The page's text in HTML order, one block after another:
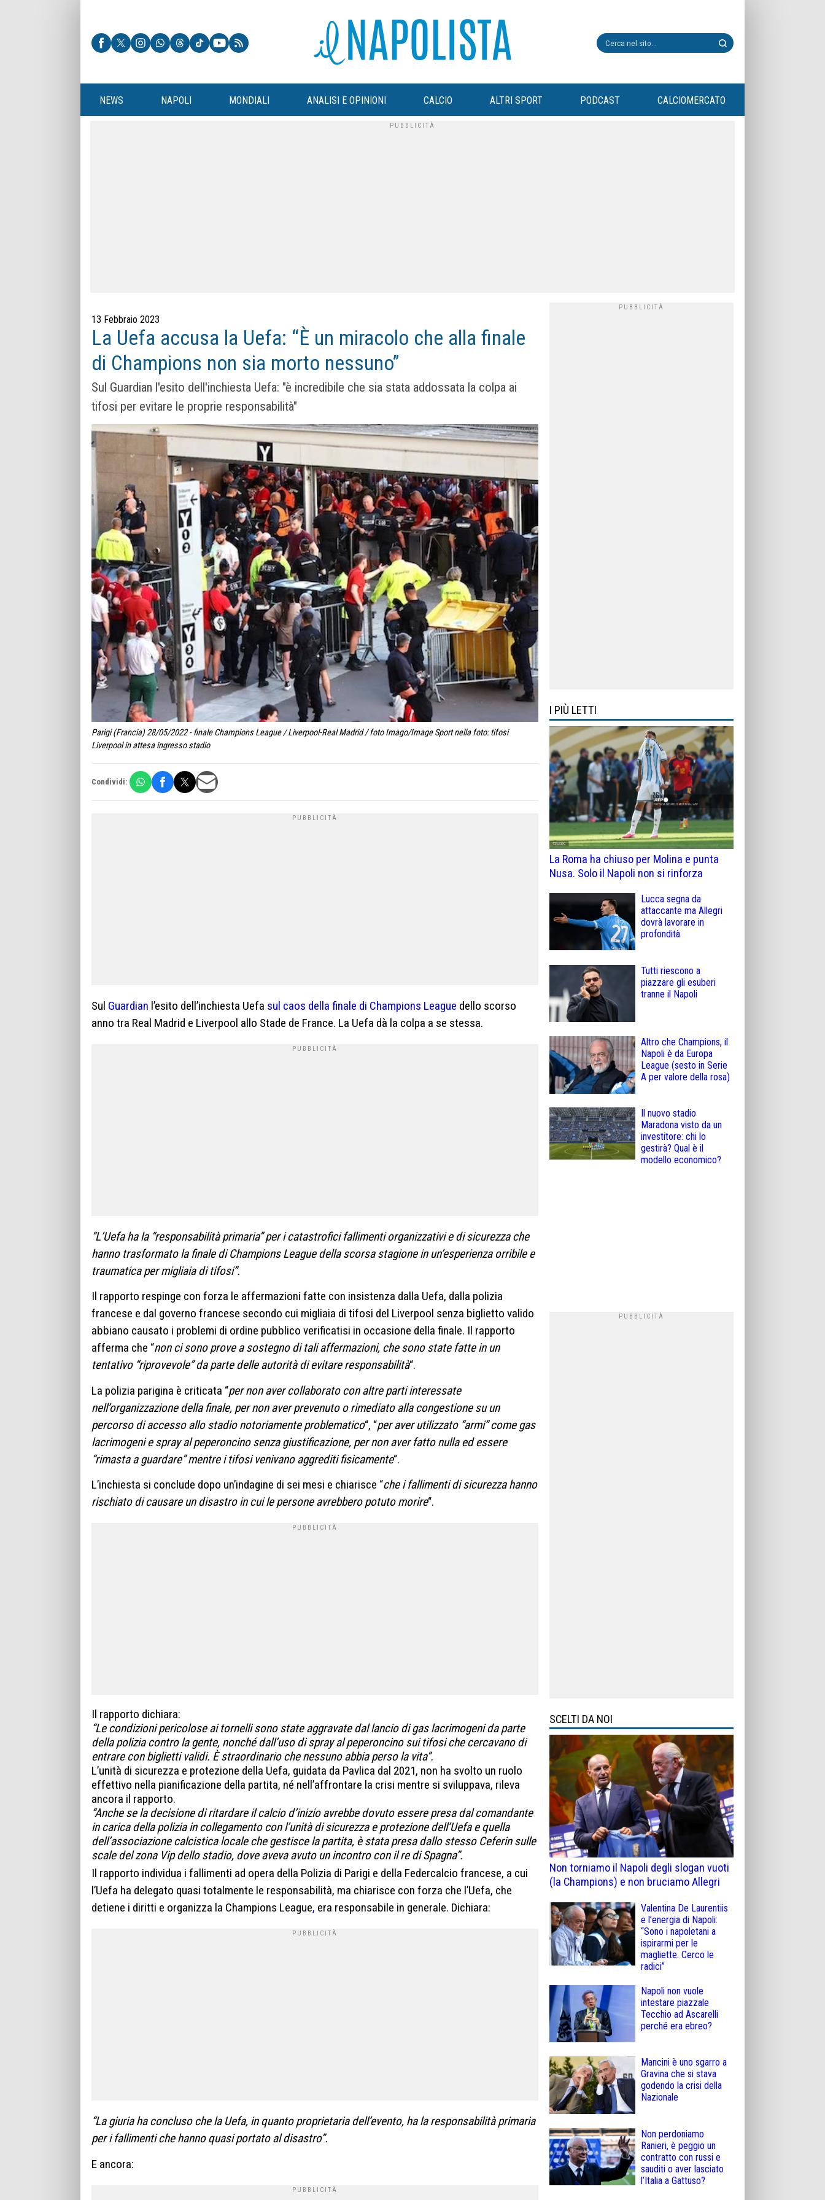
NEWS NAPOLI MONDIALI ANALISI E OPINIONI CALCIO ALTRI SPORT PODCAST CALCIOMERCATO
13 Febbraio 2023
La Uefa accusa la Uefa: “È un miracolo che alla finale
di Champions non sia morto nessuno”
Sul Guardian l'esito dell'inchiesta Uefa: "è incredibile che sia stata addossata la colpa ai
tifosi per evitare le proprie responsabilità"
Parigi (Francia) 28/05/2022 - finale Champions League / Liverpool-Real Madrid / foto Imago/Image Sport nella foto: tifosi
Liverpool in attesa ingresso stadio
Condividi:
Sul Guardian l’esito dell’inchiesta Uefa sul caos della finale di Champions League dello scorso
anno tra Real Madrid e Liverpool allo Stade de France. La Uefa dà la colpa a se stessa.
“L’Uefa ha la “responsabilità primaria” per i catastrofici fallimenti organizzativi e di sicurezza che
hanno trasformato la finale di Champions League della scorsa stagione in un’esperienza orribile e
traumatica per migliaia di tifosi”.
Il rapporto respinge con forza le affermazioni fatte con insistenza dalla Uefa, dalla polizia
francese e dal governo francese secondo cui migliaia di tifosi del Liverpool senza biglietto valido
abbiano causato i problemi di ordine pubblico verificatisi in occasione della finale. Il rapporto
afferma che “non ci sono prove a sostegno di tali affermazioni, che sono state fatte in un
tentativo “riprovevole” da parte delle autorità di evitare responsabilità“.
La polizia parigina è criticata “per non aver collaborato con altre parti interessate
nell’organizzazione della finale, per non aver prevenuto o rimediato alla congestione su un
percorso di accesso allo stadio notoriamente problematico“, “per aver utilizzato “armi” come gas
lacrimogeni e spray al peperoncino senza giustificazione, per non aver fatto nulla ed essere
“rimasta a guardare” mentre i tifosi venivano aggrediti fisicamente“.
L’inchiesta si conclude dopo un’indagine di sei mesi e chiarisce “che i fallimenti di sicurezza hanno
rischiato di causare un disastro in cui le persone avrebbero potuto morire“.
Il rapporto dichiara:
“Le condizioni pericolose ai tornelli sono state aggravate dal lancio di gas lacrimogeni da parte
della polizia contro la gente, nonché dall’uso di spray al peperoncino sui tifosi che cercavano di
entrare con biglietti validi. È straordinario che nessuno abbia perso la vita”.
L’unità di sicurezza e protezione della Uefa, guidata da Pavlica dal 2021, non ha svolto un ruolo
effettivo nella pianificazione della partita, né nell’affrontare la crisi mentre si sviluppava, rileva
ancora il rapporto.
“Anche se la decisione di ritardare il calcio d’inizio avrebbe dovuto essere presa dal comandante
in carica della polizia in collegamento con l’unità di sicurezza e protezione dell’Uefa e quella
dell’associazione calcistica locale che gestisce la partita, è stata presa dallo stesso Ceferin sulle
scale del zona Vip dello stadio, dove aveva avuto un incontro con il re di Spagna”.
Il rapporto individua i fallimenti ad opera della Polizia di Parigi e della Federcalcio francese, a cui
l’Uefa ha delegato quasi totalmente le responsabilità, ma chiarisce con forza che l’Uefa, che
detiene i diritti e organizza la Champions League, era responsabile in generale. Dichiara:
“La giuria ha concluso che la Uefa, in quanto proprietaria dell’evento, ha la responsabilità primaria
per i fallimenti che hanno quasi portato al disastro”.
E ancora:
I PIÙ LETTI
La Roma ha chiuso per Molina e punta
Nusa. Solo il Napoli non si rinforza
Lucca segna da
attaccante ma Allegri
dovrà lavorare in
profondità
Tutti riescono a
piazzare gli esuberi
tranne il Napoli
Altro che Champions, il
Napoli è da Europa
League (sesto in Serie
A per valore della rosa)
Il nuovo stadio
Maradona visto da un
investitore: chi lo
gestirà? Qual è il
modello economico?
SCELTI DA NOI
Non torniamo il Napoli degli slogan vuoti
(la Champions) e non bruciamo Allegri
Valentina De Laurentiis
e l’energia di Napoli:
“Sono i napoletani a
ispirarmi per le
magliette. Cerco le
radici”
Napoli non vuole
intestare piazzale
Tecchio ad Ascarelli
perché era ebreo?
Mancini è uno sgarro a
Gravina che si stava
godendo la crisi della
Nazionale
Non perdoniamo
Ranieri, è peggio un
contratto con russi e
sauditi o aver lasciato
l’Italia a Gattuso?